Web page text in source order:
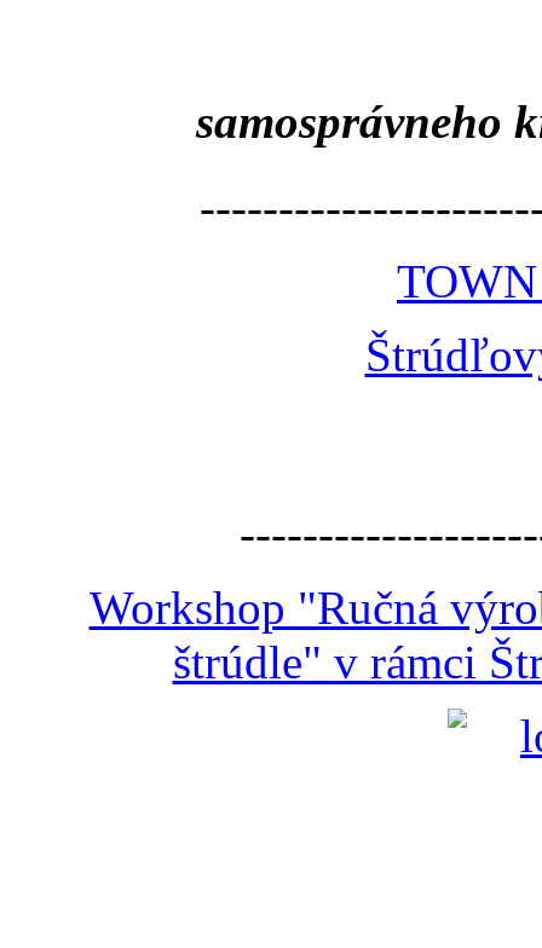
samosprávneho
Workshop "Ručná
štrúdle" v rámci